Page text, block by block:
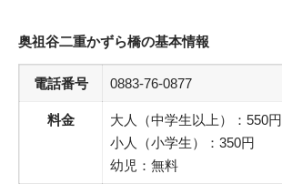
奥祖谷二重かずら橋の基本情報
電話番号 0883-76-0877
料金
大人（中学生以上）：550円
小人（小学生）：350円
幼児：無料